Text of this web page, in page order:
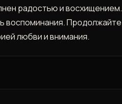
радостью и восхищением.
воспоминания. Продолжайте
любви и внимания.